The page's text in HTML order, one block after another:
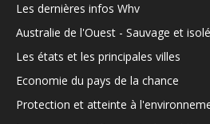
Les dernières infos Whv
Australie de l'Ouest - Sauvage et isolé
Les états et les principales villes
Economie du pays de la chance
Protection et atteinte à